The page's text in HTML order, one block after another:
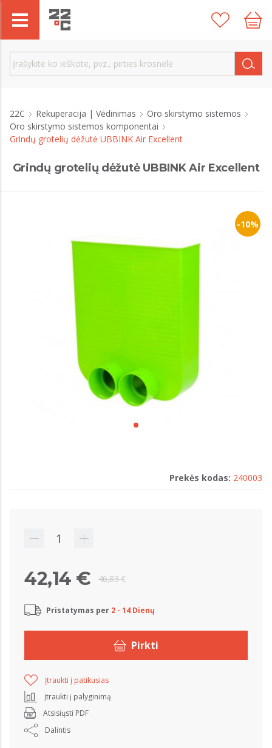
22C Rekuperacija | Vėdinimas
Oro skirstymo sistemos
Oro skirstymo sistemos komponentai
Grindų grotelių dėžutė UBBINK Air Excellent
Grindų grotelių dėžutė UBBINK Air Excellent
-10%
Prekės kodas: 240003
46,83 €
42,14 €
Pristatymas per 2 - 14 Dienų
Pirkti
Įtraukti į patikusias
Įtraukti į palyginimą
Atsisiųsti PDF
Dalintis